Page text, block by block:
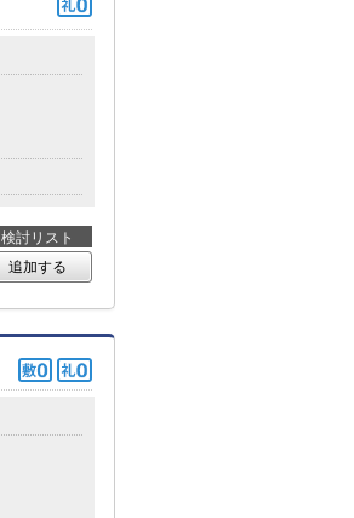
検討リスト
追加する